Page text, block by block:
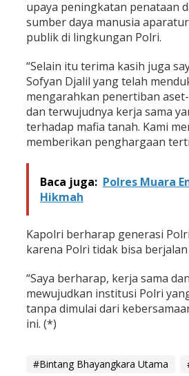
upaya peningkatan penataan
sumber daya manusia
publik di lingkungan Polri.
“Selain itu terima kasih juga
Sofyan Djalil yang telah
mengarahkan penertiban
dan terwujudnya kerja sama
terhadap mafia tanah. Kami
memberikan penghargaan
Baca juga: Polres Muara
Hikmah
Kapolri berharap generasi
karena Polri tidak bisa
“Saya berharap, kerja sama
mewujudkan institusi Polri
tanpa dimulai dari
ini. (*)
#Bintang Bhayangkara Utama